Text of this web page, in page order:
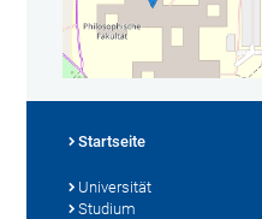
Startseite
Universität
Studium